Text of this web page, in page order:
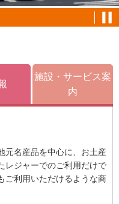
施設・サービス案
内
元名産品を中心に、お土産
レジャーでのご利用だけで
ご利用いただけるような商